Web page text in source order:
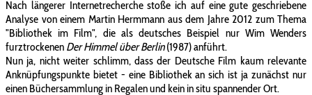
Nach längerer Internetrecherche stoße ich auf eine gute geschriebene
Analyse von einem Martin Hermmann aus dem Jahre 2012 zum Thema
"Bibliothek im Film", die als deutsches Beispiel nur Wim Wenders
furztrockenen Der Himmel über Berlin(1987) anführt.
Nun ja, nicht weiter schlimm, dass der Deutsche Film kaum relevante
Anknüpfungspunkte bietet - eine Bibliothek an sich ist ja zunächst nur
einen Büchersammlung in Regalen und kein in situ spannender Ort.